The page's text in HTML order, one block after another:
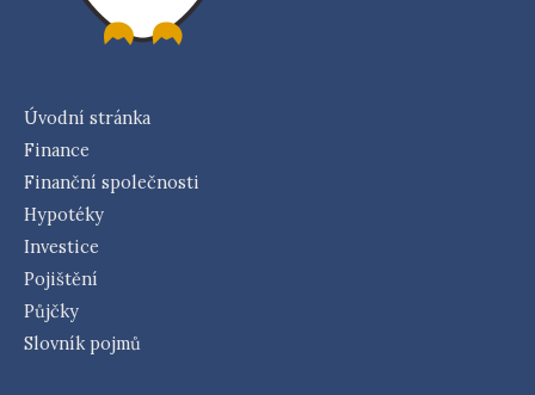
Úvodní stránka
Finance
Finanční společnosti
Hypotéky
Investice
Pojištění
Půjčky
Slovník pojmů